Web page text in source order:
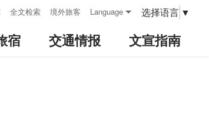
全文检索 境外旅客 Language 选择语言 ▼
宿 交通情报 文宣指南